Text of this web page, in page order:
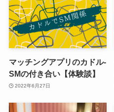
マッチングアプリのカドル-
SMの付き合い【体験談】
2022年6月27日